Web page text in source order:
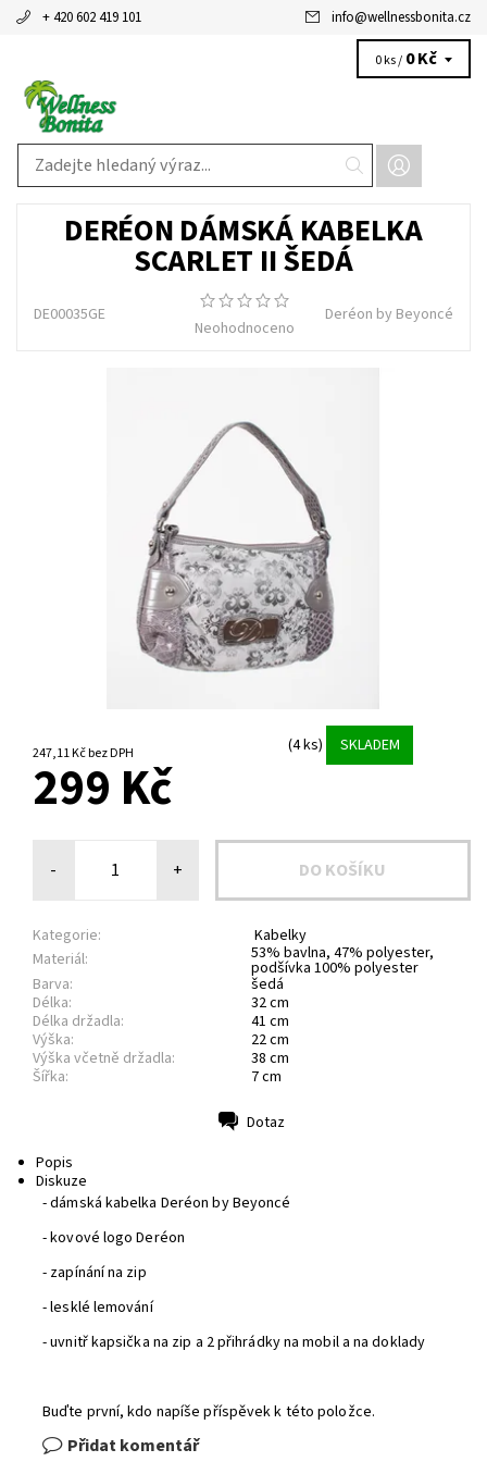
+ 420 602 419 101 info@wellnessbonita.cz
0 ks / 0 Kč
DERÉON DÁMSKÁ KABELKA
SCARLET II ŠEDÁ
DE00035GE
Neohodnoceno
Deréon by Beyoncé
247,11 Kč bez DPH (4 ks) SKLADEM
299 Kč
- +
Kategorie:
Kabelky
Materiál:
53% bavlna, 47% polyester,
podšívka 100% polyester
Barva:
šedá
Délka:
32 cm
Délka držadla:
41 cm
Výška:
22 cm
Výška včetně držadla:
38 cm
Šířka:
7 cm
Dotaz
Popis
Diskuze
- dámská kabelka Deréon by Beyoncé
- kovové logo Deréon
- zapínání na zip
- lesklé lemování
- uvnitř kapsička na zip a 2 přihrádky na mobil a na doklady
Buďte první, kdo napíše příspěvek k této položce.
Přidat komentář